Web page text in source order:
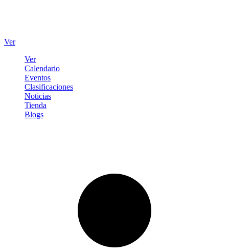
Ver
Ver
Calendario
Eventos
Clasificaciones
Noticias
Tienda
Blogs